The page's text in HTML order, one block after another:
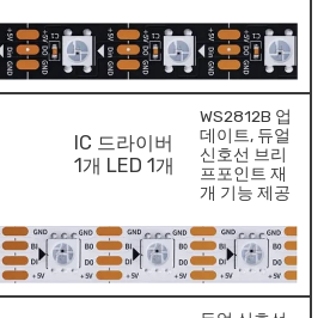
IC 드라이버
1개 LED 1개
WS2812B 업
데이트, 듀얼
신호선 브리
프포인트 재
개 기능 제공